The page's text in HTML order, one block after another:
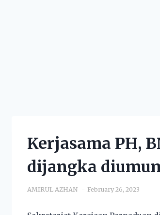
Kerjasama PH,
dijangka
AMIRUL AZHAN February 26, 2023